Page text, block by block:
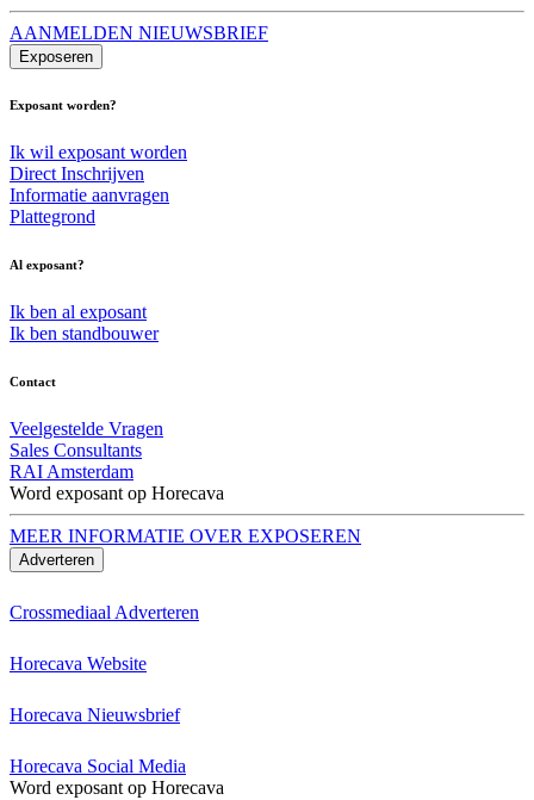
AANMELDEN NIEUWSBRIEF
Exposeren
Exposant worden?
Ik wil exposant worden
Direct Inschrijven
Informatie aanvragen
Plattegrond
Al exposant?
Ik ben al exposant
Ik ben standbouwer
Contact
Veelgestelde Vragen
Sales Consultants
RAI Amsterdam
Word exposant op Horecava
MEER INFORMATIE OVER EXPOSEREN
Adverteren
Crossmediaal Adverteren
Horecava Website
Horecava Nieuwsbrief
Horecava Social Media
Word exposant op Horecava